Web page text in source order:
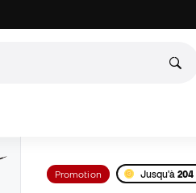
Promotion Jusqu'à204